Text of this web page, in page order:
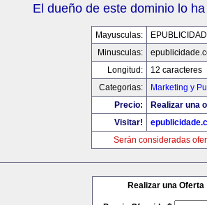
El dueño de este dominio lo
Mayusculas:
Minusculas:
Longitud:
12 caracteres
Categorias:
Marketing y
Precio:
Realizar una
Visitar!
Serán consideradas
Realizar una Oferta